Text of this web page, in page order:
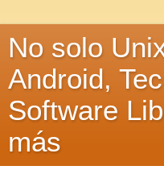
No solo
Android,
Software
más